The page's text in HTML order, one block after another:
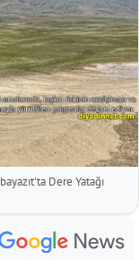
Dere Yatağı